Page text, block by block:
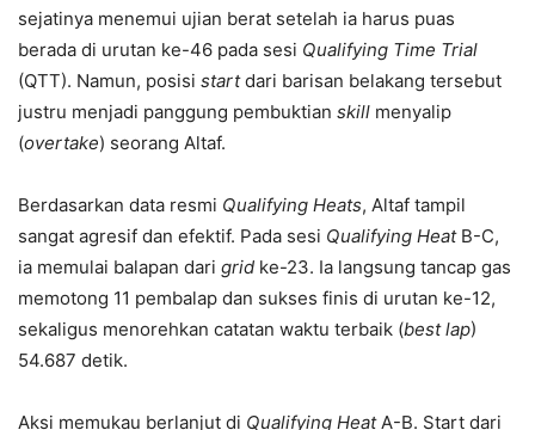
sejatinya menemui ujian berat setelah ia harus puas
berada di urutan ke-46 pada sesi Qualifying Time Trial
(QTT). Namun, posisi startdari barisan belakang tersebut
justru menjadi panggung pembuktian skill menyalip
(overtake) seorang Altaf.
Berdasarkan data resmi Qualifying Heats, Altaf tampil
sangat agresif dan efektif. Pada sesi Qualifying HeatB-C,
ia memulai balapan dari grid ke-23. Ia langsung tancap gas
memotong 11 pembalap dan sukses finis di urutan ke-12,
sekaligus menorehkan catatan waktu terbaik (best lap)
54.687 detik.
Aksi memukau berlanjut di Qualifying HeatA-B. Start dari